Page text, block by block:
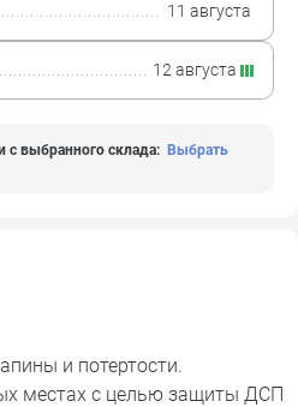
11 августа
12 августа
с выбранного склада: Выбрать
и потертости.
местах с целью защиты ДСП